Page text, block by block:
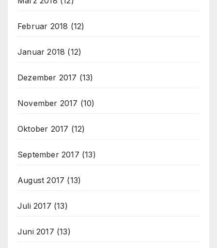
Februar 2018 (12)
Januar 2018 (12)
Dezember 2017 (13)
November 2017 (10)
Oktober 2017 (12)
September 2017 (13)
August 2017 (13)
Juli 2017 (13)
Juni 2017 (13)